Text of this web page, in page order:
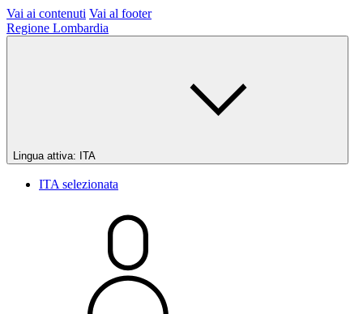
Vai ai contenuti Vai al footer
Regione Lombardia
Lingua attiva: ITA
ITA selezionata